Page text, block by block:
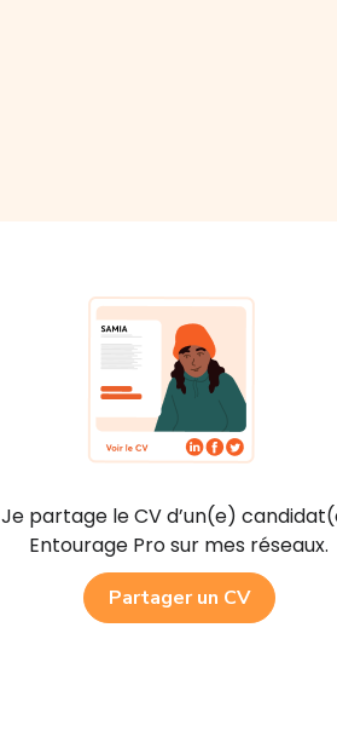
Je partage le CV d’un(e)
Entourage Pro sur mes réseaux.
Partager un CV